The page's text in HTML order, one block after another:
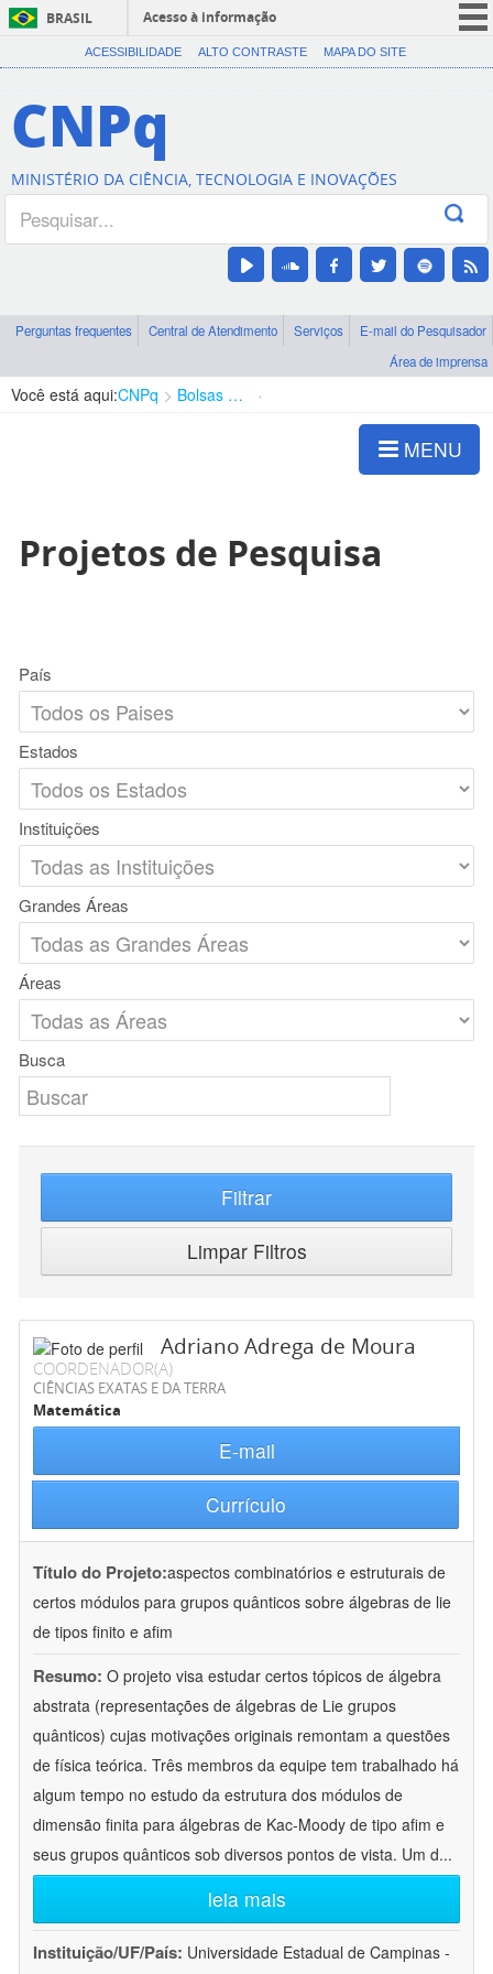
BRASIL
Acesso à informação
CORONAVÍRUS (COVID-19)
Canais
ACESSIBILIDADE ALTO CONTRASTE MAPA DO SITE
CNPq
MINISTÉRIO DA CIÊNCIA, TECNOLOGIA E INOVAÇÕES
Perguntas frequentes Central de Atendimento Serviços
E-mail do Pesquisador
Área de imprensa
Você está aqui:CNPq Bolsas e Auxílios Vigentes
MENU
Projetos de Pesquisa
País
Estados
Instituições
Grandes Áreas
Áreas
Busca
Filtrar
Limpar Filtros
Adriano Adrega de Moura
COORDENADOR(A)
CIÊNCIAS EXATAS E DA TERRA
Matemática
E-mail
Currículo
Título do Projeto:aspectos combinatórios e estruturais de
certos módulos para grupos quânticos sobre álgebras de lie
de tipos finito e afim
Resumo: O projeto visa estudar certos tópicos de álgebra
abstrata (representações de álgebras de Lie grupos
quânticos) cujas motivações originais remontam a questões
de física teórica. Três membros da equipe tem trabalhado há
algum tempo no estudo da estrutura dos módulos de
dimensão finita para álgebras de Kac-Moody de tipo afim e
seus grupos quânticos sob diversos pontos de vista. Um d...
leia mais
Instituição/UF/País: Universidade Estadual de Campinas -